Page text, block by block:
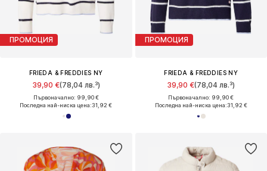
ПРОМОЦИЯ
FRIEDA & FREDDIES NY
39,90 €(78,04 лв.³)
Първоначално: 99,90 €
Последна най-ниска цена:31,92 €
ПРОМОЦИЯ
FRIEDA & FREDDIES NY
39,90 €(78,04 лв.³)
Първоначално: 99,90 €
Последна най-ниска цена:31,92 €